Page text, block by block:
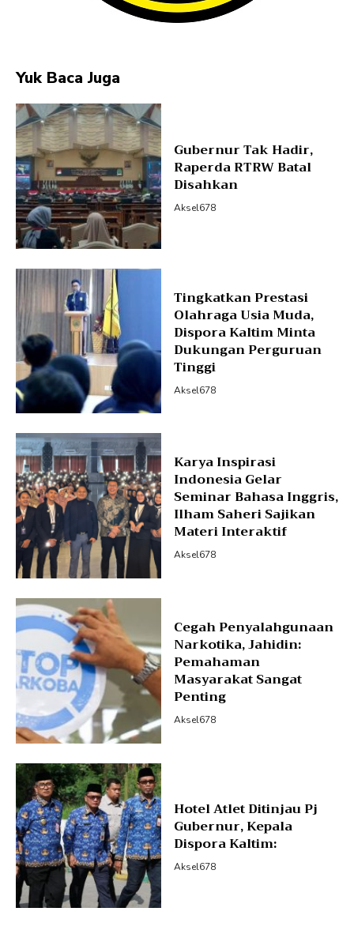
Yuk Baca Juga
Gubernur Tak Hadir,
Raperda RTRW Batal
Disahkan
Aksel678
Tingkatkan Prestasi
Olahraga Usia Muda,
Dispora Kaltim Minta
Dukungan Perguruan
Tinggi
Aksel678
Karya Inspirasi
Indonesia Gelar
Seminar Bahasa Inggris,
Ilham Saheri Sajikan
Materi Interaktif
Aksel678
Cegah Penyalahgunaan
Narkotika, Jahidin:
Pemahaman
Masyarakat Sangat
Penting
Aksel678
Hotel Atlet Ditinjau Pj
Gubernur, Kepala
Dispora Kaltim:
Aksel678